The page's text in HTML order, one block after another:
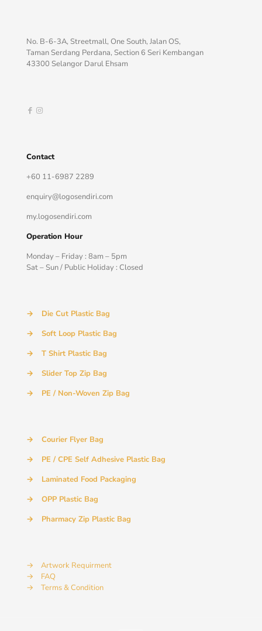
No. B-6-3A, Streetmall, One South, Jalan OS,
Taman Serdang Perdana, Section 6 Seri Kembangan
43300 Selangor Darul Ehsam
Contact
+60 11-6987 2289
enquiry@logosendiri.com
my.logosendiri.com
Operation Hour
Monday – Friday : 8am – 5pm
Sat – Sun / Public Holiday : Closed
→
Die Cut Plastic Bag
→
Soft Loop Plastic Bag
→
T Shirt Plastic Bag
→
Slider Top Zip Bag
→
PE / Non-Woven Zip Bag
→
Courier Flyer Bag
→
PE / CPE Self Adhesive Plastic Bag
→
Laminated Food Packaging
→
OPP Plastic Bag
→
Pharmacy Zip Plastic Bag
→
Artwork Requirment
→
FAQ
→
Terms & Condition